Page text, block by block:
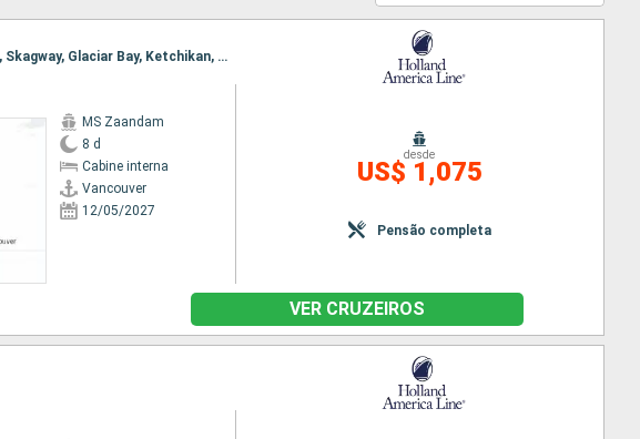
Itinerário : Vancouver, Fiorde Tracy Arm, Juneau, Fiorde Tracy Arm, Juneau, Skagway, Glaciar Bay, Ketchikan, Vancouver
MS Zaandam
8 d
Cabine interna
Vancouver
12/05/2027
desde
US$ 1,075
Pensão completa
VER CRUZEIROS